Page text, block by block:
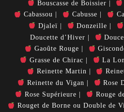
Bouscasse de Boissier
Cabassou
Cabusse
Djaleï
Donzeille
Doucette d’Hiver
Gaoûte Rouge
Grasse de Chirac
La
Reinette Martin
Reinette du Vigan
Rose
Rose Supérieure
Rouge
Rouget de Borne ou Double de